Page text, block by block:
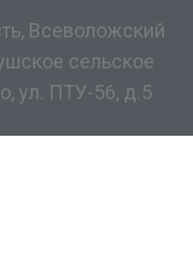
Всеволожский
сельское
ул. ПТУ-56, д.5